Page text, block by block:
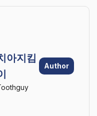
아지킴
Author